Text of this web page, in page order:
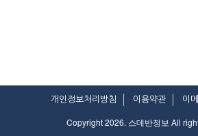
개인정보처리방침 이용약관 이
Copyright 2026. 스데반정보 All